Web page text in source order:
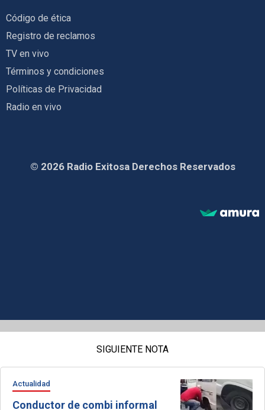
Código de ética
Registro de reclamos
TV en vivo
Términos y condiciones
Políticas de Privacidad
Radio en vivo
© 2026 Radio Exitosa Derechos Reservados
SIGUIENTE NOTA
Actualidad
Conductor de combi informal